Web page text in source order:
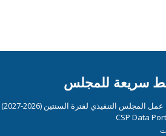
سريعة للمجلس
المجلس التنفيذي لفترة السنتين (2026-2027)
CSP Data